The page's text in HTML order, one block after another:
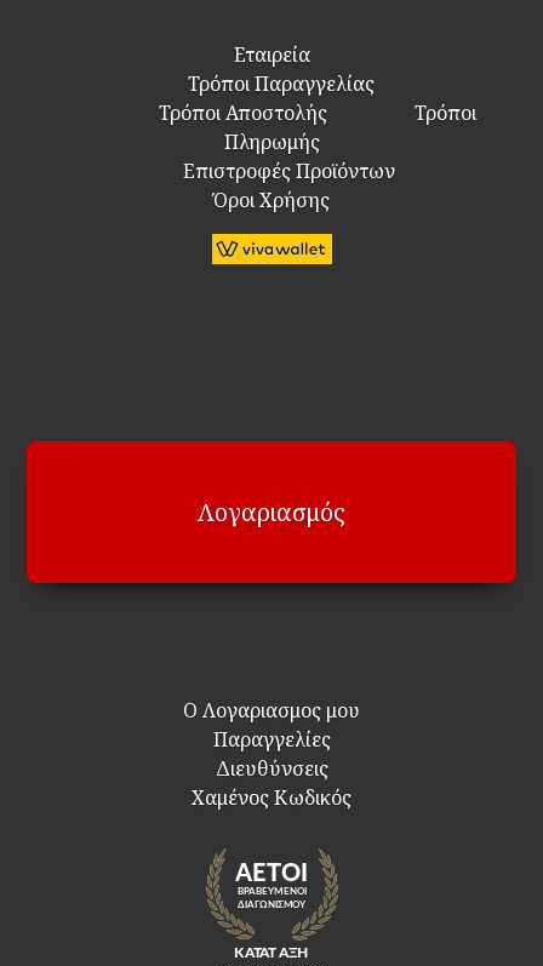
Εταιρεία
Τρόποι Παραγγελίας
Τρόποι Αποστολής
Τρόποι
Πληρωμής
Επιστροφές Προϊόντων
Όροι Χρήσης
Λογαριασμός
Ο Λογαριασμος μου
Παραγγελίες
Διευθύνσεις
Χαμένος Κωδικός